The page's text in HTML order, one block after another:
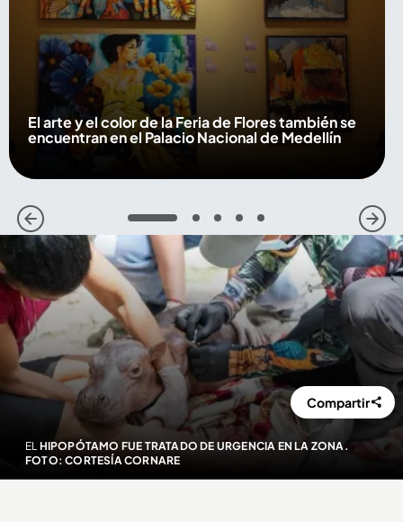
El arte y el color de la Feria de Flores también se
encuentran en el Palacio Nacional de Medellín
1 2 3 4 5
EL HIPOPÓTAMO FUE TRATADO DE URGENCIA EN LA ZONA.
FOTO: CORTESÍA CORNARE
Compartir